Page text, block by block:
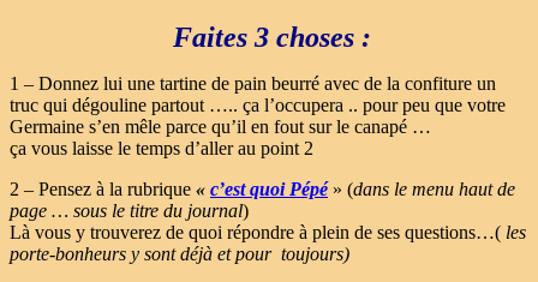
Faites 3 choses :
1 – Donnez lui une tartine de pain beurré avec de la confiture un
truc qui dégouline partout ….. ça l’occupera .. pour peu que votre
Germaine s’en mêle parce qu’il en fout sur le canapé …
ça vous laisse le temps d’aller au point 2
2 – Pensez à la rubrique « c’est quoi Pépé» (dans le menu haut de
page … sous le titre du journal)
Là vous y trouverez de quoi répondre à plein de ses questions…( les
porte-bonheurs y sont déjà et pour toujours)